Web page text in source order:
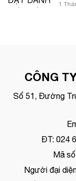
1
CÔNG
Số 51, Đường
ĐT: 024
Mã
Người đại